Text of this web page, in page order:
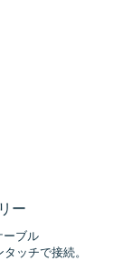
ー
ーブル
ッチで接続。